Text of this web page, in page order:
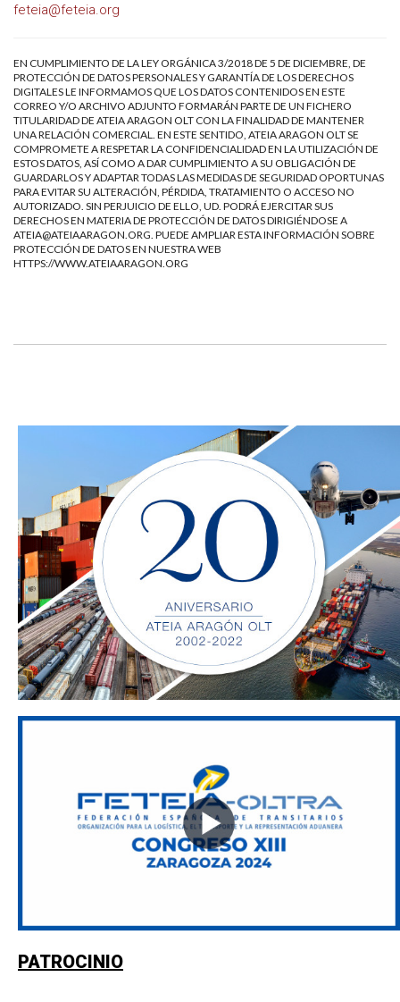
feteia@feteia.org
EN CUMPLIMIENTO DE LA LEY ORGÁNICA 3/2018 DE 5 DE DICIEMBRE, DE
PROTECCIÓN DE DATOS PERSONALES Y GARANTÍA DE LOS DERECHOS
DIGITALES LE INFORMAMOS QUE LOS DATOS CONTENIDOS EN ESTE
CORREO Y/O ARCHIVO ADJUNTO FORMARÁN PARTE DE UN FICHERO
TITULARIDAD DE ATEIA ARAGON OLT CON LA FINALIDAD DE MANTENER
UNA RELACIÓN COMERCIAL. EN ESTE SENTIDO, ATEIA ARAGON OLT SE
COMPROMETE A RESPETAR LA CONFIDENCIALIDAD EN LA UTILIZACIÓN DE
ESTOS DATOS, ASÍ COMO A DAR CUMPLIMIENTO A SU OBLIGACIÓN DE
GUARDARLOS Y ADAPTAR TODAS LAS MEDIDAS DE SEGURIDAD OPORTUNAS
PARA EVITAR SU ALTERACIÓN, PÉRDIDA, TRATAMIENTO O ACCESO NO
AUTORIZADO. SIN PERJUICIO DE ELLO, UD. PODRÁ EJERCITAR SUS
DERECHOS EN MATERIA DE PROTECCIÓN DE DATOS DIRIGIÉNDOSE A
ATEIA@ATEIAARAGON.ORG. PUEDE AMPLIAR ESTA INFORMACIÓN SOBRE
PROTECCIÓN DE DATOS EN NUESTRA WEB
HTTPS://WWW.ATEIAARAGON.ORG
PATROCINIO